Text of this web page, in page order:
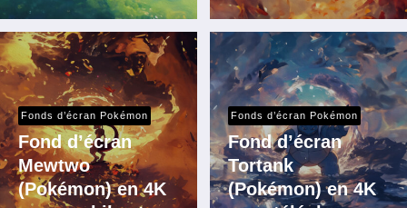
Fonds d’écran Pokémon
Fond d’écran
Mewtwo
(Pokémon) en 4K
Fonds d’écran Pokémon
Fond d’écran
Tortank
(Pokémon) en 4K